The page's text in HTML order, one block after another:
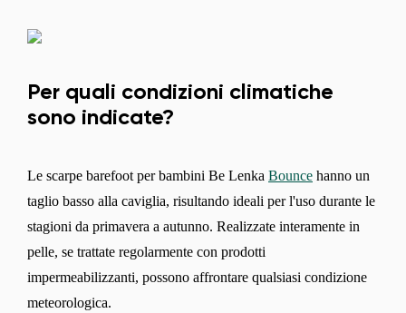
Per quali condizioni climatiche
sono indicate?
Le scarpe barefoot per bambini Be Lenka Bounce hanno un
taglio basso alla caviglia, risultando ideali per l'uso durante le
stagioni da primavera a autunno. Realizzate interamente in
pelle, se trattate regolarmente con prodotti
impermeabilizzanti, possono affrontare qualsiasi condizione
meteorologica.